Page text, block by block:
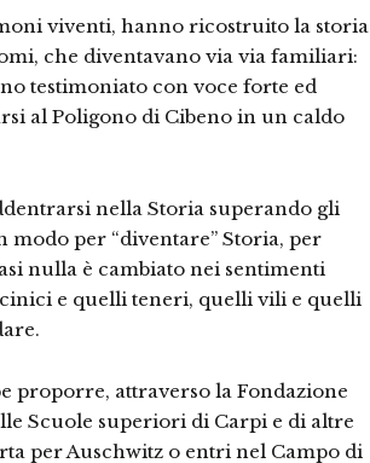
viventi, hanno ricostruito la storia
che diventavano via via familiari:
testimoniato con voce forte ed
al Poligono di Cibeno in un caldo
nella Storia superando gli
per “diventare” Storia, per
nulla è cambiato nei sentimenti
e quelli teneri, quelli vili e quelli
proporre, attraverso la Fondazione
Scuole superiori di Carpi e di altre
per Auschwitz o entri nel Campo di